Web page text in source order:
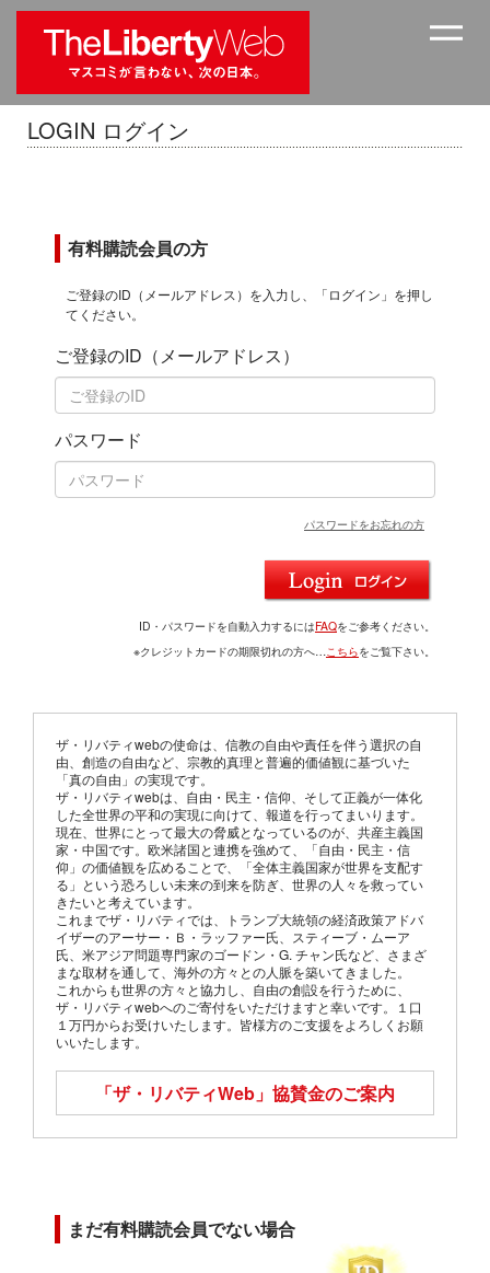
LOGIN ログイン
有料購読会員の方
ご登録のID（メールアドレス）を入力し、「ログイン」を押し
てください。
ご登録のID（メールアドレス）
パスワード
パスワードをお忘れの方
ID・パスワードを自動入力するにはFAQをご参考ください。
※クレジットカードの期限切れの方へ…こちらをご覧下さい。
ザ・リバティwebの使命は、信教の自由や責任を伴う選択の自
由、創造の自由など、宗教的真理と普遍的価値観に基づいた
「真の自由」の実現です。
ザ・リバティwebは、自由・民主・信仰、そして正義が一体化
した全世界の平和の実現に向けて、報道を行ってまいります。
現在、世界にとって最大の脅威となっているのが、共産主義国
家・中国です。欧米諸国と連携を強めて、「自由・民主・信
仰」の価値観を広めることで、「全体主義国家が世界を支配す
る」という恐ろしい未来の到来を防ぎ、世界の人々を救ってい
きたいと考えています。
これまでザ・リバティでは、トランプ大統領の経済政策アドバ
イザーのアーサー・Ｂ・ラッファー氏、スティーブ・ムーア
氏、米アジア問題専門家のゴードン・G. チャン氏など、さまざ
まな取材を通して、海外の方々との人脈を築いてきました。
これからも世界の方々と協力し、自由の創設を行うために、
ザ・リバティwebへのご寄付をいただけますと幸いです。１口
１万円からお受けいたします。皆様方のご支援をよろしくお願
いいたします。
「ザ・リバティWeb」 協賛金のご案内
まだ有料購読会員でない場合